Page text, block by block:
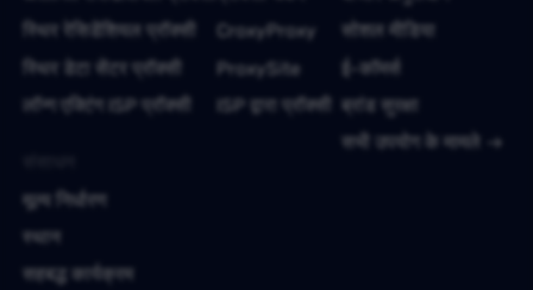
स्थिर रेसिडेंशियल प्रॉक्सी
स्थिर डेटा सेंटर प्रॉक्सी
लॉन्ग एक्टिंग ISP प्रॉक्सी
CroxyProxy
ProxySite
ISP द्वारा प्रॉक्सी
सोशल मीडिया
ई-कॉमर्स
ब्रांड सुरक्षा
सभी उपयोग के मामले
मूल्य निर्धारण
स्थान
सहबद्ध कार्यक्रम